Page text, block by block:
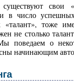
свои
в число
«талант», тоже
не столько
поведаем о
начинающим